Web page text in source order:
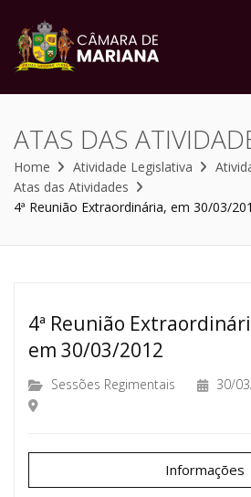
ATAS DAS
Home Atividade Legislativa
Atas das Atividades
4ª Reunião Extraordinária, em 30/03/
4ª Reunião
em 30/03/2012
Sessões Regimentais 30/
Informações